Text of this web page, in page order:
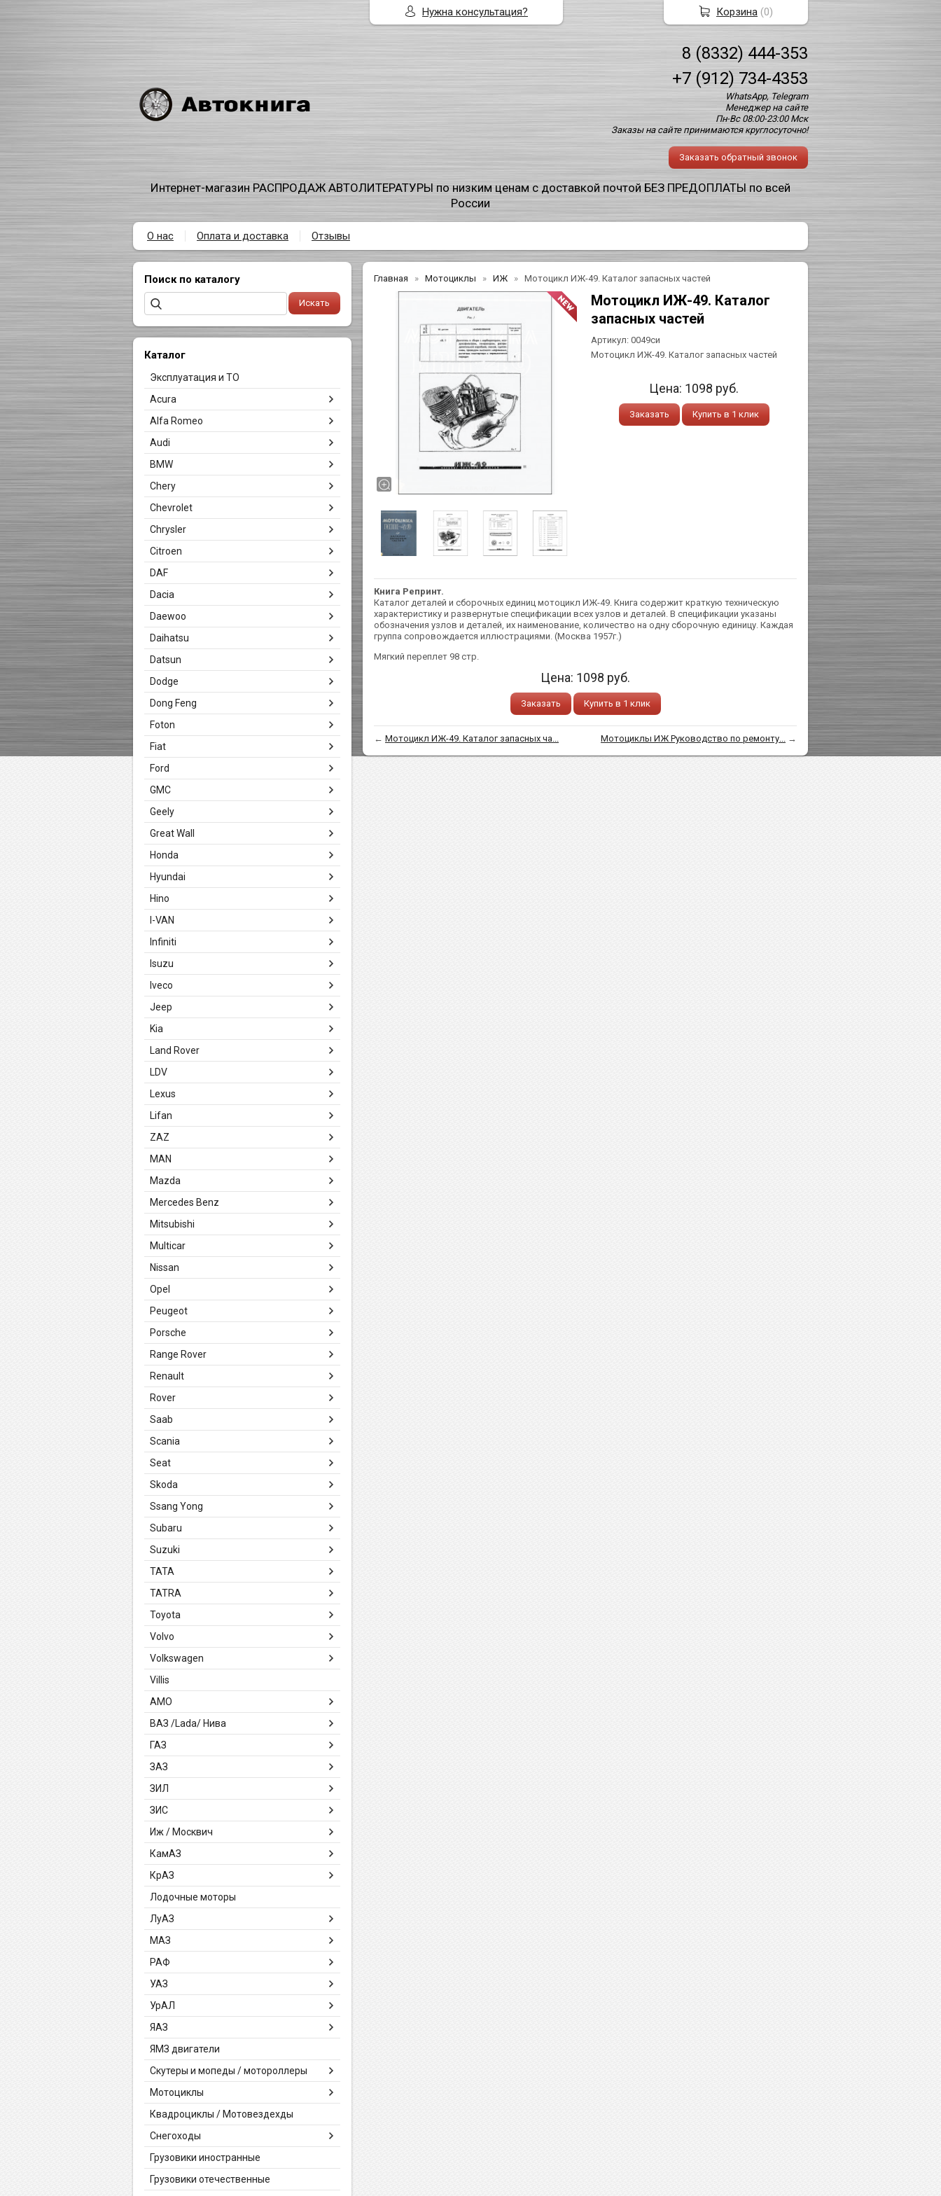
8 (8332) 444-353
+7 (912) 734-4353
WhatsApp, Telegram
Менеджер на сайте
Пн-Вс 08:00-23:00 Мск
Заказы на сайте принимаются круглосуточно!
Заказать обратный звонок
Интернет-магазин РАСПРОДАЖ АВТОЛИТЕРАТУРЫ по низким ценам с доставкой почтой БЕЗ ПРЕДОПЛАТЫ по всей
России
О нас Оплата и доставка Отзывы
Поиск по каталогу
Каталог
Эксплуатация и ТО
Acura
Alfa Romeo
Audi
BMW
Chery
Chevrolet
Chrysler
Citroen
DAF
Dacia
Daewoo
Daihatsu
Datsun
Dodge
Dong Feng
Foton
Fiat
Ford
GMC
Geely
Great Wall
Honda
Hyundai
Hino
I-VAN
Infiniti
Isuzu
Iveco
Jeep
Kia
Land Rover
LDV
Lexus
Lifan
ZAZ
MAN
Mazda
Mercedes Benz
Mitsubishi
Multicar
Nissan
Opel
Peugeot
Porsche
Range Rover
Renault
Rover
Saab
Scania
Seat
Skoda
Ssang Yong
Subaru
Suzuki
TATA
TATRA
Toyota
Volvo
Volkswagen
Villis
АМО
ВАЗ /Lada/ Нива
ГАЗ
ЗАЗ
ЗИЛ
ЗИС
Иж / Москвич
КамАЗ
КрАЗ
Лодочные моторы
ЛуАЗ
МАЗ
РАФ
УАЗ
УрАЛ
ЯАЗ
ЯМЗ двигатели
Скутеры и мопеды / мотороллеры
Мотоциклы
Квадроциклы / Мотовездехды
Снегоходы
Грузовики иностранные
Грузовики отечественные
Главная Мотоциклы ИЖ Мотоцикл ИЖ-49. Каталог запасных частей
Мотоцикл ИЖ-49. Каталог
запасных частей
Артикул: 0049си
Мотоцикл ИЖ-49. Каталог запасных частей
Цена: 1098 руб.
Заказать Купить в 1 клик
Книга Репринт.
Каталог деталей и сборочных единиц мотоцикл ИЖ-49. Книга содержит краткую техническую
характеристику и развернутые спецификации всех узлов и деталей. В спецификации указаны
обозначения узлов и деталей, их наименование, количество на одну сборочную единицу. Каждая
группа сопровождается иллюстрациями. (Москва 1957г.)
Мягкий переплет 98 стр.
Цена: 1098 руб.
Заказать Купить в 1 клик
← Мотоцикл ИЖ-49. Каталог запасных ча... Мотоциклы ИЖ Руководство по ремонту... →
Нужна консультация? Корзина (0)